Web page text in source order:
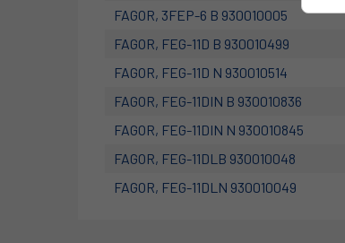
FAGOR, 3FEP-6 B 930010005
FAGOR, FEG-11D B 930010499
FAGOR, FEG-11D N 930010514
FAGOR, FEG-11DIN B 930010836
FAGOR, FEG-11DIN N 930010845
FAGOR, FEG-11DLB 930010048
FAGOR, FEG-11DLN 930010049